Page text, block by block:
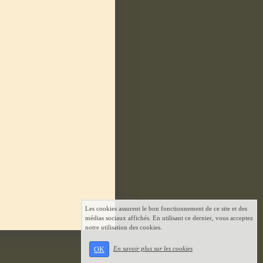
Les cookies assurent le bon fonctionnement de ce site et des
médias sociaux affichés. En utilisant ce dernier, vous acceptez
notre utilisation des cookies.
OK En savoir plus sur les cookies